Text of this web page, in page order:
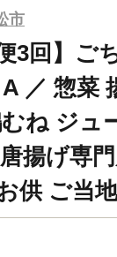
市
3回】ご
／ 惣菜
ね ジュ
揚げ専
供 ご当